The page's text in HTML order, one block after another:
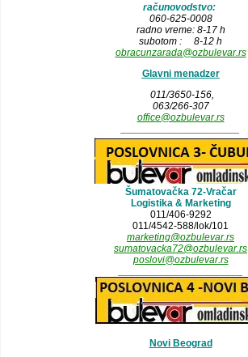
računovodstvo:
060-625-0008
radno vreme: 8-17 h
subotom : 8-12 h
obracunzarada@ozbulevar.rs
Glavni menadzer
011/3650-156,
063/266-307
office@ozbulevar.rs
Šumatovačka 72-Vračar
Logistika & Marketing
011/406-9292
011/4542-588/lok/101
marketing@ozbulevar.rs
sumatovacka72@ozbulevar.rs
poslovi@ozbulevar.rs
Novi Beograd